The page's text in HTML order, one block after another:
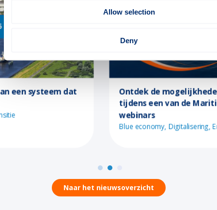
Allow selection
Deny
Ontdek de mogelijkheden van Call 2
tijdens een van de Maritiem Masterplan
Digitalisering Energietransitie
Naar het nieuwsoverzicht